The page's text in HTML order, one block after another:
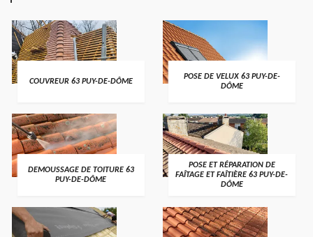
COUVREUR 63 PUY-DE-DÔME
POSE DE VELUX 63 PUY-DE-
DÔME
DEMOUSSAGE DE TOITURE 63
PUY-DE-DÔME
POSE ET RÉPARATION DE
FAÎTAGE ET FAÎTIÈRE 63 PUY-DE-
DÔME